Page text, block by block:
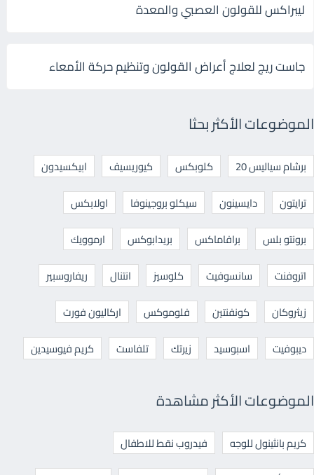
ليبراكس للقولون العصبي والمعدة
جاست ريج لعلاج أعراض القولون وتنظيم حركة الأمعاء
الموضوعات الأكثر بحثا
برشام سياليس 20 كلوبكس كيوريسيف
ابيكسيدون
ترايتون
دايسينون سيكلو بروجينوفا
اولابكس
برونتو بلس
برافاماكس بريدابوكس
ارموويك
اتروفنت
سانسوفيت كلوسيز انتنال
ريفاروسبير
زيثروكان
كونفنتين فلوموكس
اركاليون فورت
ديبوفيت
اسبوسيد زيرتك تلفاست كريم فيوسيدين
الموضوعات الأكثر مشاهدة
كريم بانثينول للوجه
فيدروب نقط للاطفال